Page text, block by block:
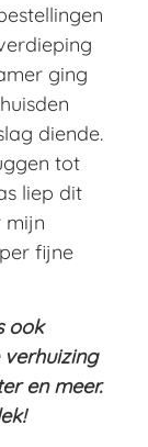
ging
diende.
tot
liep dit
mijn
fijne
ook
en meer.